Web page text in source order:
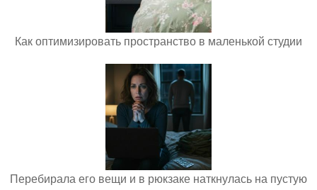
Как оптимизировать пространство в маленькой студии
Перебирала его вещи и в рюкзаке наткнулась на пустую